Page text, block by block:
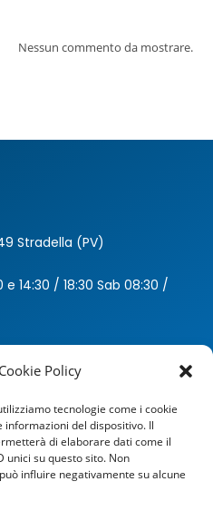
Policy
tecnologie come i cookie
del dispositivo. Il
di elaborare dati come il
unici su questo sito. Non
influire negativamente su alcune
Nessun commento da mostrare.
Stradella (PV)
14:30 / 18:30 Sab 08:30 /